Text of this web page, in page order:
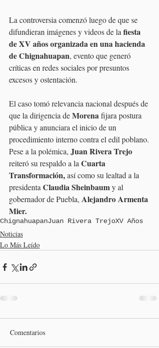
La controversia comenzó luego de que se
difundieran imágenes y videos de la fiesta
de XV años organizada en una hacienda
de Chignahuapan, evento que generó
críticas en redes sociales por presuntos
excesos y ostentación.
El caso tomó relevancia nacional después de
que la dirigencia de Morena fijara postura
pública y anunciara el inicio de un
procedimiento interno contra el edil poblano.
Pese a la polémica, Juan Rivera Trejo
reiteró su respaldo a la Cuarta
Transformación, así como su lealtad a la
presidenta Claudia Sheinbaum y al
gobernador de Puebla, Alejandro Armenta
Mier.
ChignahuapanJuan Rivera TrejoXV Años
Noticias
Lo Más Leído
Comentarios